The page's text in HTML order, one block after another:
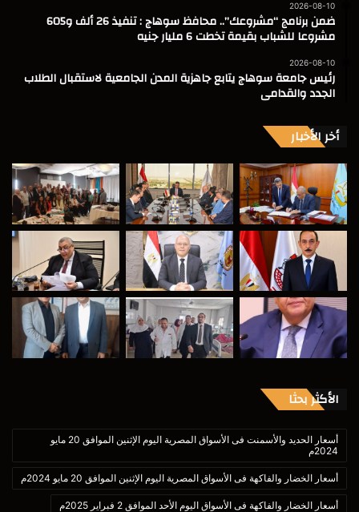
2026-08-10
ضمن برنامج “مشروعك”.. محافظ سوهاج : تنفيذ 26 ألف و605
مشروعا للشباب بقيمة تخطت 6 مليار جنيه
2026-08-10
رئيس جامعة سوهاج يتابع جاهزية المدن الجامعية لاستقبال الطلاب
الجدد والقدامى
أخر الأخبار
الأكثر بحثا
أسعار الحديد والأسمنت فى الأسواق المصرية اليوم الإثنين الموافق 20 مايو
2024م
أسعار الخضار والفاكهة فى الأسواق المصرية اليوم الإثنين الموافق 20 مايو 2024م
أسعار الخضار والفاكهة فى الأسواق اليوم الأحد الموافق 2 فبراير 2025م